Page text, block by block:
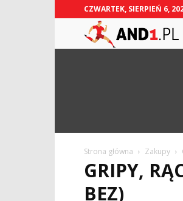
CZWARTEK, SIERPIEŃ 6,
Strona główna Zakupy
GRIPY,
BEZ)